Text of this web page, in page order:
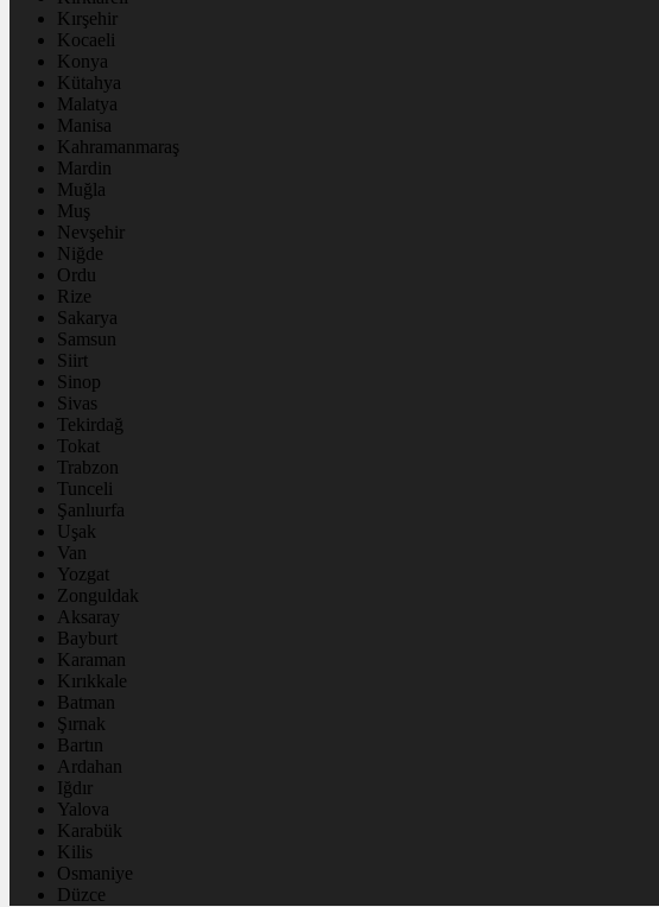
Kırşehir
Kocaeli
Konya
Kütahya
Malatya
Manisa
Kahramanmaraş
Mardin
Muğla
Muş
Nevşehir
Niğde
Ordu
Rize
Sakarya
Samsun
Siirt
Sinop
Sivas
Tekirdağ
Tokat
Trabzon
Tunceli
Şanlıurfa
Uşak
Van
Yozgat
Zonguldak
Aksaray
Bayburt
Karaman
Kırıkkale
Batman
Şırnak
Bartın
Ardahan
Iğdır
Yalova
Karabük
Kilis
Osmaniye
Düzce